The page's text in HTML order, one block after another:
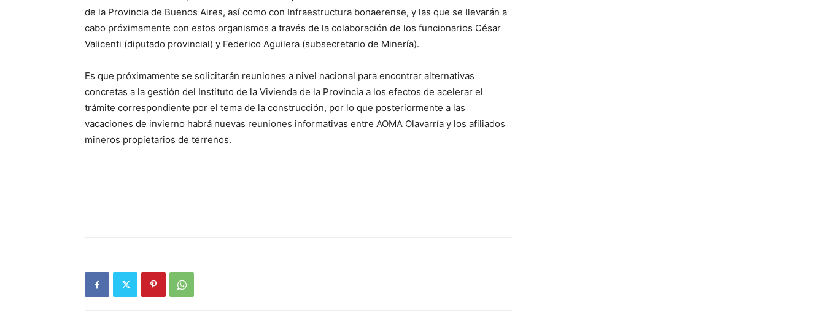
de la Provincia de Buenos Aires, así como con Infraestructura bonaerense, y las que se llevarán a
cabo próximamente con estos organismos a través de la colaboración de los funcionarios César
Valicenti (diputado provincial) y Federico Aguilera (subsecretario de Minería).
Es que próximamente se solicitarán reuniones a nivel nacional para encontrar alternativas
concretas a la gestión del Instituto de la Vivienda de la Provincia a los efectos de acelerar el
trámite correspondiente por el tema de la construcción, por lo que posteriormente a las
vacaciones de invierno habrá nuevas reuniones informativas entre AOMA Olavarría y los afiliados
mineros propietarios de terrenos.